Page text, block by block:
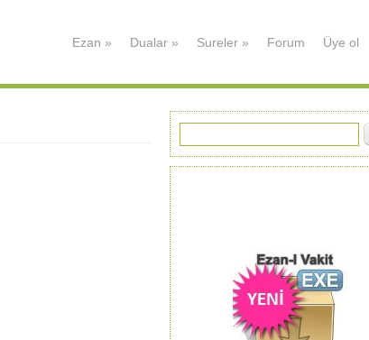
Ezan » Dualar » Sureler » Forum Üye ol
Arama formu